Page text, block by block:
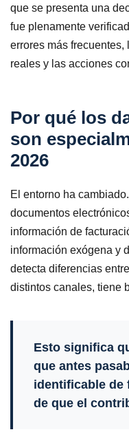
que se presenta una
fue plenamente
errores más
reales y las acciones
Por qué los
son
2026
El entorno ha
documentos
información de
información exógena y
detecta diferencias
distintos canales, tiene
Esto significa
que antes
identificable de
de que el